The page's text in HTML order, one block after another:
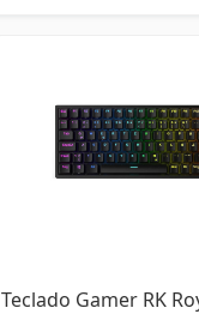
Teclado Gamer RK